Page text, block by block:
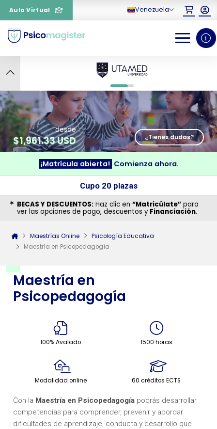
Aula Virtual Venezuela
0 1
Maestría en
Psicopedagogía
100% Avalado 1500 horas
Modalidad online 60 créditos ECTS
Con la Maestríaen Psicopedagogíapodrás desarrollar
competencias para comprender, prevenir y abordar
dificultades de aprendizaje, conducta y desarrollo que
desde
$1,961.33 USD ¿Tienes dudas?
¡Matrícula abierta! Comienza ahora.
Cupo 20 plazas
BECAS Y DESCUENTOS: Haz clic en “Matricúlate” para
ver las opciones de pago, descuentos y Financiación.
Maestrías Online
Psicología Educativa
Maestría en Psicopedagogía
¿Necesitas más información
sobre un curso?